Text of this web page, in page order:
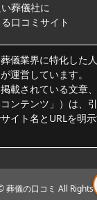
葬儀社に
口コミサイト
儀業界に特化した
運営しています。
掲載されている文章
ンテンツ」）は、
イト名とURLを明
葬儀の口コミ All Rights